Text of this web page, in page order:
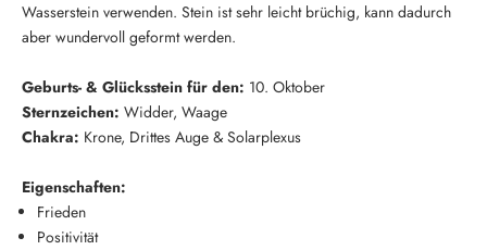
Wasserstein verwenden. Stein ist sehr leicht brüchig, kann dadurch
aber wundervoll geformt werden.
Geburts- & Glücksstein für den: 10. Oktober
Sternzeichen: Widder, Waage
Chakra: Krone, Drittes Auge & Solarplexus
Eigenschaften:
Frieden
Positivität